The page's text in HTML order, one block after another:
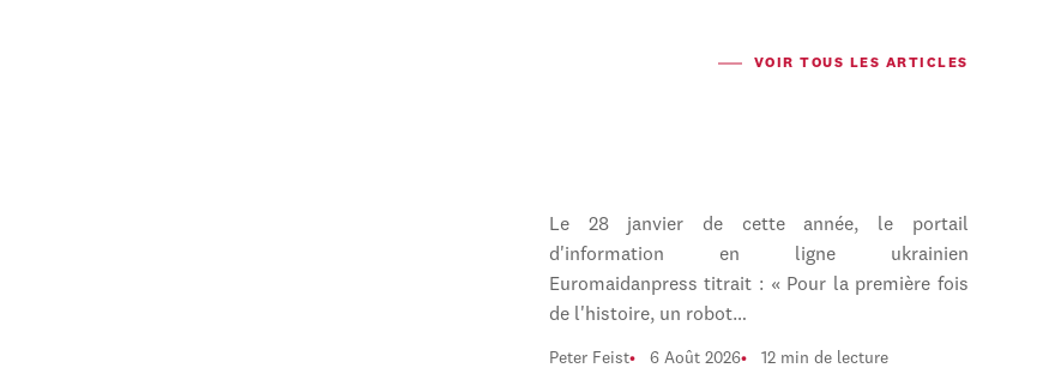
VOIR TOUS LES ARTICLES
Le 28 janvier de cette année, le portail
d'information en ligne ukrainien
Euromaidanpress titrait : « Pour la première fois
de l'histoire, un robot…
Peter Feist 6 Août 2026 12 min de lecture